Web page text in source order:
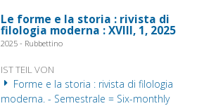
Le forme e la storia : rivista di
filologia moderna : XVIII, 1, 2025
2025 - Rubbettino
IST TEIL VON
Forme e la storia : rivista di filologia
moderna. - Semestrale = Six-monthly